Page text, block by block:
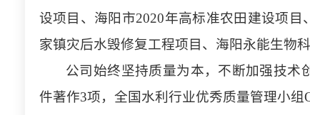
设项目、海阳市2020年高标准农田建设项
家镇灾后水毁修复工程项目、海阳永能生物
公司始终坚持质量为本，不断加强技术
件著作3项，全国水利行业优秀质量管理小